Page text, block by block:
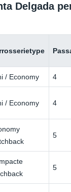
Delgada
/ Economy 4
/ Economy 4
5
5